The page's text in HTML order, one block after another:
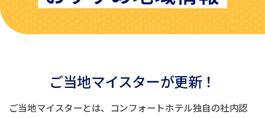
ご当地マイスターが更新！
ご当地マイスターとは、コンフォートホテル独自の社内認